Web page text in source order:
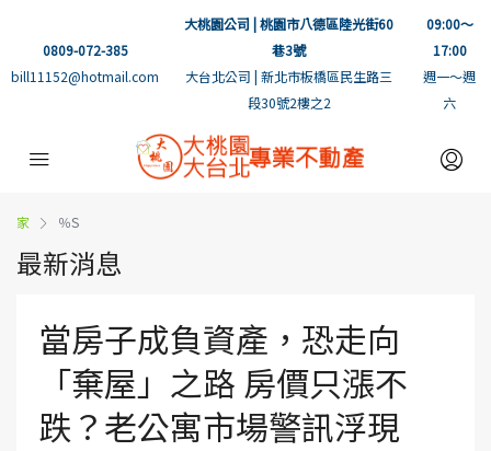
0809-072-385
bill11152@hotmail.com
大桃園公司 | 桃園市八德區陸光街60
巷3號
大台北公司 | 新北市板橋區民生路三
段30號2樓之2
09:00～
17:00
週一～週
六
家 ％S
最新消息
當房子成負資產，恐走向
「棄屋」之路 房價只漲不
跌？老公寓市場警訊浮現